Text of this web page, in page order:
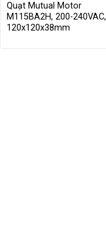
Quạt Mutual Motor
M115BA2H, 200-240VAC,
120x120x38mm